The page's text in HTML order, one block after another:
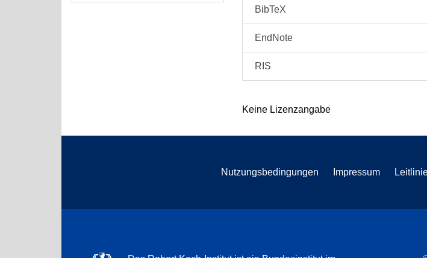
BibTeX
EndNote
RIS
Keine Lizenzangabe
Nutzungsbedingungen Impressum